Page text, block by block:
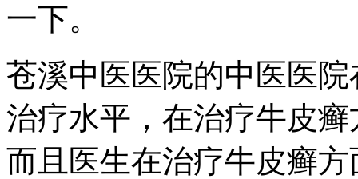
一下。
苍溪中医医院的中医医
治疗水平，在治疗牛皮
而且医生在治疗牛皮癣